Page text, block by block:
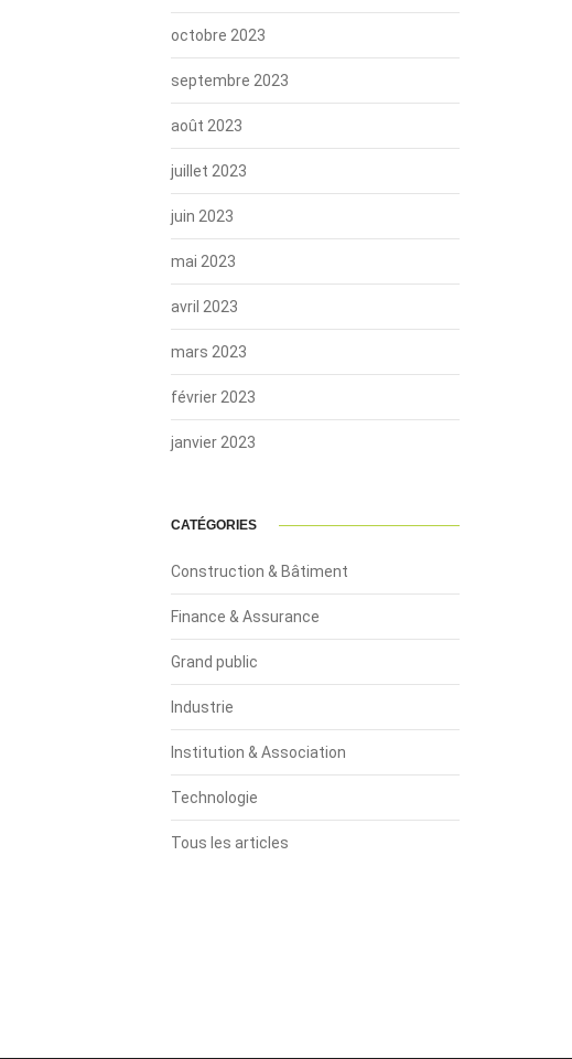
octobre 2023
septembre 2023
août 2023
juillet 2023
juin 2023
mai 2023
avril 2023
mars 2023
février 2023
janvier 2023
CATÉGORIES
Construction & Bâtiment
Finance & Assurance
Grand public
Industrie
Institution & Association
Technologie
Tous les articles